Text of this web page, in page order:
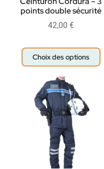
points double sécurité
42,00 €
Choix des options